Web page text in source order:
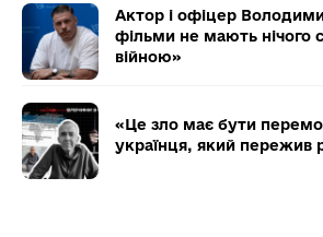
Актор і офіцер
фільми не мають нічого
війною»
«Це зло має бути
українця, який пережив